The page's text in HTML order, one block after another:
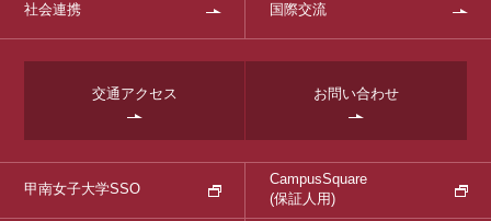
社会連携 国際交流
交通アクセス お問い合わせ
甲南女子大学SSO
CampusSquare
(保証人用)